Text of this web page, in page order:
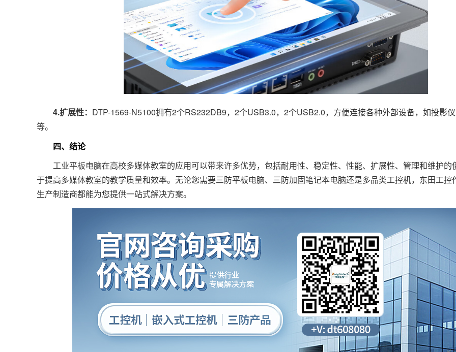
4.扩展性： DTP-1569-N5100拥有2个RS232DB9，2个USB3.0，2个USB2.0，方便连接各种外部设备，如投影
等。
四、结论
工业平板电脑在高校多媒体教室的应用可以带来许多优势，包括耐用性、稳定性、性能、扩展性、管理和维护的
于提高多媒体教室的教学质量和效率。无论您需要三防平板电脑、三防加固笔记本电脑还是多品类工控机，东田工控
生产制造商都能为您提供一站式解决方案。